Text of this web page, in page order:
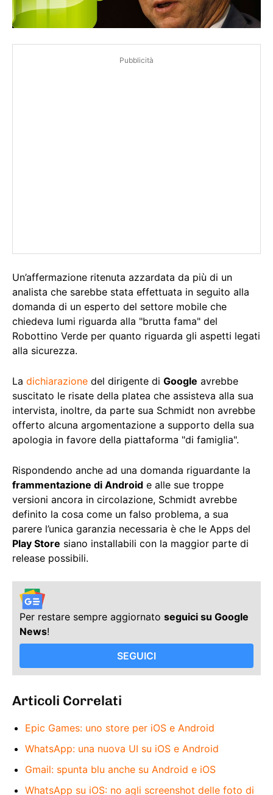
Pubblicità
Un’affermazione ritenuta azzardata da più di un
analista che sarebbe stata effettuata in seguito alla
domanda di un esperto del settore mobile che
chiedeva lumi riguarda alla "brutta fama" del
Robottino Verde per quanto riguarda gli aspetti legati
alla sicurezza.
La dichiarazione del dirigente di Google avrebbe
suscitato le risate della platea che assisteva alla sua
intervista, inoltre, da parte sua Schmidt non avrebbe
offerto alcuna argomentazione a supporto della sua
apologia in favore della piattaforma "di famiglia".
Rispondendo anche ad una domanda riguardante la
frammentazione di Android e alle sue troppe
versioni ancora in circolazione, Schmidt avrebbe
definito la cosa come un falso problema, a sua
parere l’unica garanzia necessaria è che le Apps del
Play Store siano installabili con la maggior parte di
release possibili.
Per restare sempre aggiornato seguici su Google
News!
SEGUICI
Articoli Correlati
Epic Games: uno store per iOS e Android
WhatsApp: una nuova UI su iOS e Android
Gmail: spunta blu anche su Android e iOS
WhatsApp su iOS: no agli screenshot delle foto di